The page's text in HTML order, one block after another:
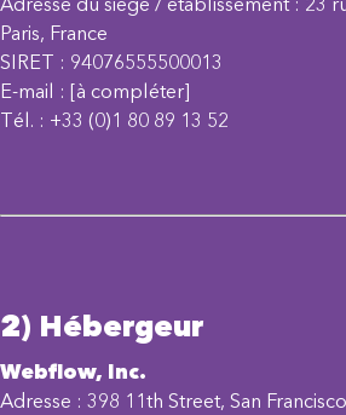
Paris, France
SIRET : 94076555500013
E-mail : [à compléter]
Tél. : +33 (0)1 80 89 13 52
2) Hébergeur
Webflow, Inc.
Adresse : 398 11th Street, San